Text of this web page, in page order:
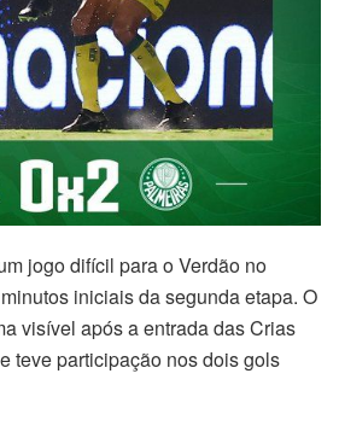
jogo difícil para o Verdão no
iniciais da segunda etapa. O
visível após a entrada das Crias
teve participação nos dois gols